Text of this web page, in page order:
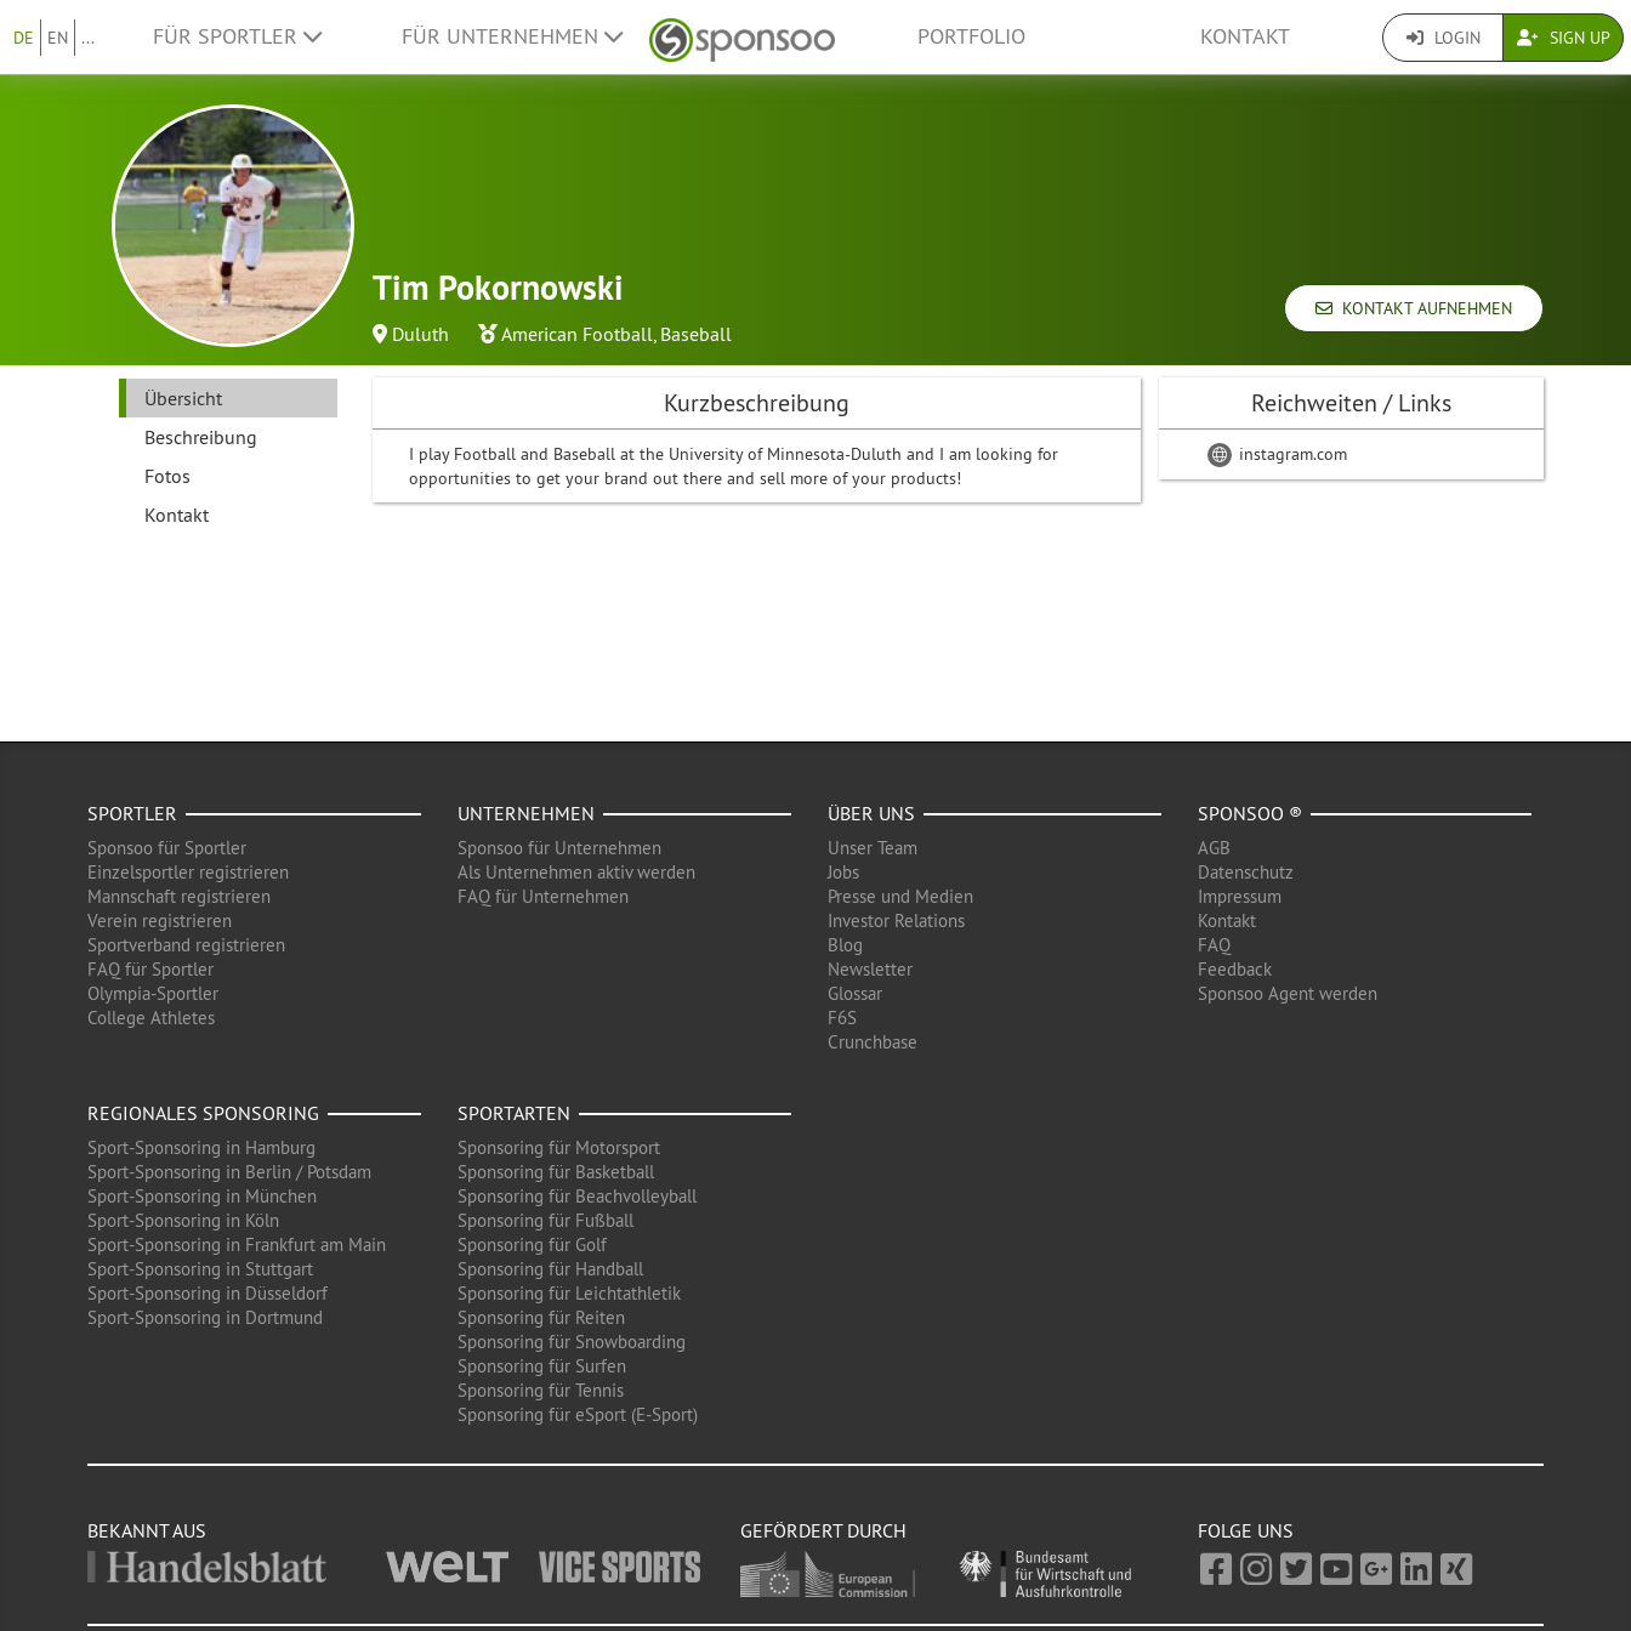
DE EN ... FÜR SPORTLER FÜR UNTERNEHMEN PORTFOLIO KONTAKT LOGIN SIGN UP
Tim Pokornowski
Duluth American Football, Baseball
KONTAKT AUFNEHMEN
Übersicht
Beschreibung
Fotos
Kontakt
Kurzbeschreibung
I play Football and Baseball at the University of Minnesota-Duluth and I am looking for
opportunities to get your brand out there and sell more of your products!
Reichweiten / Links
instagram.com
SPORTLER
Sponsoo für Sportler
Einzelsportler registrieren
Mannschaft registrieren
Verein registrieren
Sportverband registrieren
FAQ für Sportler
Olympia-Sportler
College Athletes
UNTERNEHMEN
Sponsoo für Unternehmen
Als Unternehmen aktiv werden
FAQ für Unternehmen
ÜBER UNS
Unser Team
Jobs
Presse und Medien
Investor Relations
Blog
Newsletter
Glossar
F6S
Crunchbase
SPONSOO ®
AGB
Datenschutz
Impressum
Kontakt
FAQ
Feedback
Sponsoo Agent werden
REGIONALES SPONSORING
Sport-Sponsoring in Hamburg
Sport-Sponsoring in Berlin / Potsdam
Sport-Sponsoring in München
Sport-Sponsoring in Köln
Sport-Sponsoring in Frankfurt am Main
Sport-Sponsoring in Stuttgart
Sport-Sponsoring in Düsseldorf
Sport-Sponsoring in Dortmund
SPORTARTEN
Sponsoring für Motorsport
Sponsoring für Basketball
Sponsoring für Beachvolleyball
Sponsoring für Fußball
Sponsoring für Golf
Sponsoring für Handball
Sponsoring für Leichtathletik
Sponsoring für Reiten
Sponsoring für Snowboarding
Sponsoring für Surfen
Sponsoring für Tennis
Sponsoring für eSport (E-Sport)
BEKANNT AUS GEFÖRDERT DURCH FOLGE UNS